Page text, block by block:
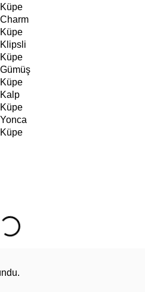
Küpe
Charm
Küpe
Klipsli
Küpe
Gümüş
Küpe
Kalp
Küpe
Yonca
Küpe